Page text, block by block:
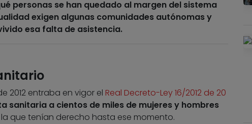
personas se han quedado al margen del sistema
exigen algunas comunidades autónomas y
esa falta de asistencia.
2012 entraba en vigor el Real Decreto-Ley 16/2012 de 20
sanitaria a cientos de miles de mujeres y hombres
la que tenían derecho hasta ese momento.